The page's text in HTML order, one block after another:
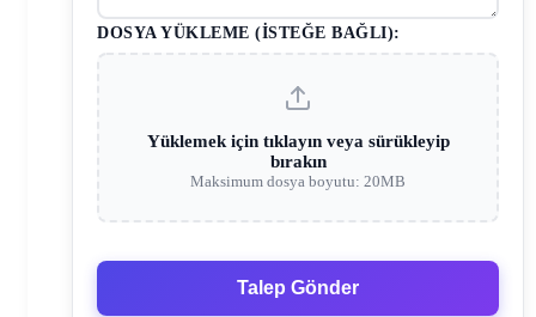
DOSYA YÜKLEME (İSTEĞE BAĞLI):
Yüklemek için tıklayın veya sürükleyip
bırakın
Maksimum dosya boyutu: 20MB
Talep Gönder